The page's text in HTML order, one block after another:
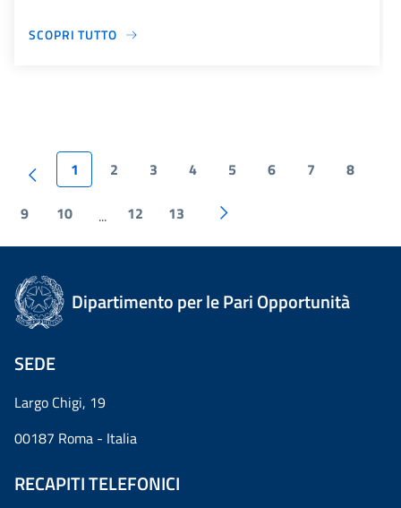
SCOPRI TUTTO
1 2 3 4 5 6 7 8
9 10 ... 12 13
Dipartimento per le Pari Opportunità
SEDE
Largo Chigi, 19
00187 Roma - Italia
RECAPITI TELEFONICI